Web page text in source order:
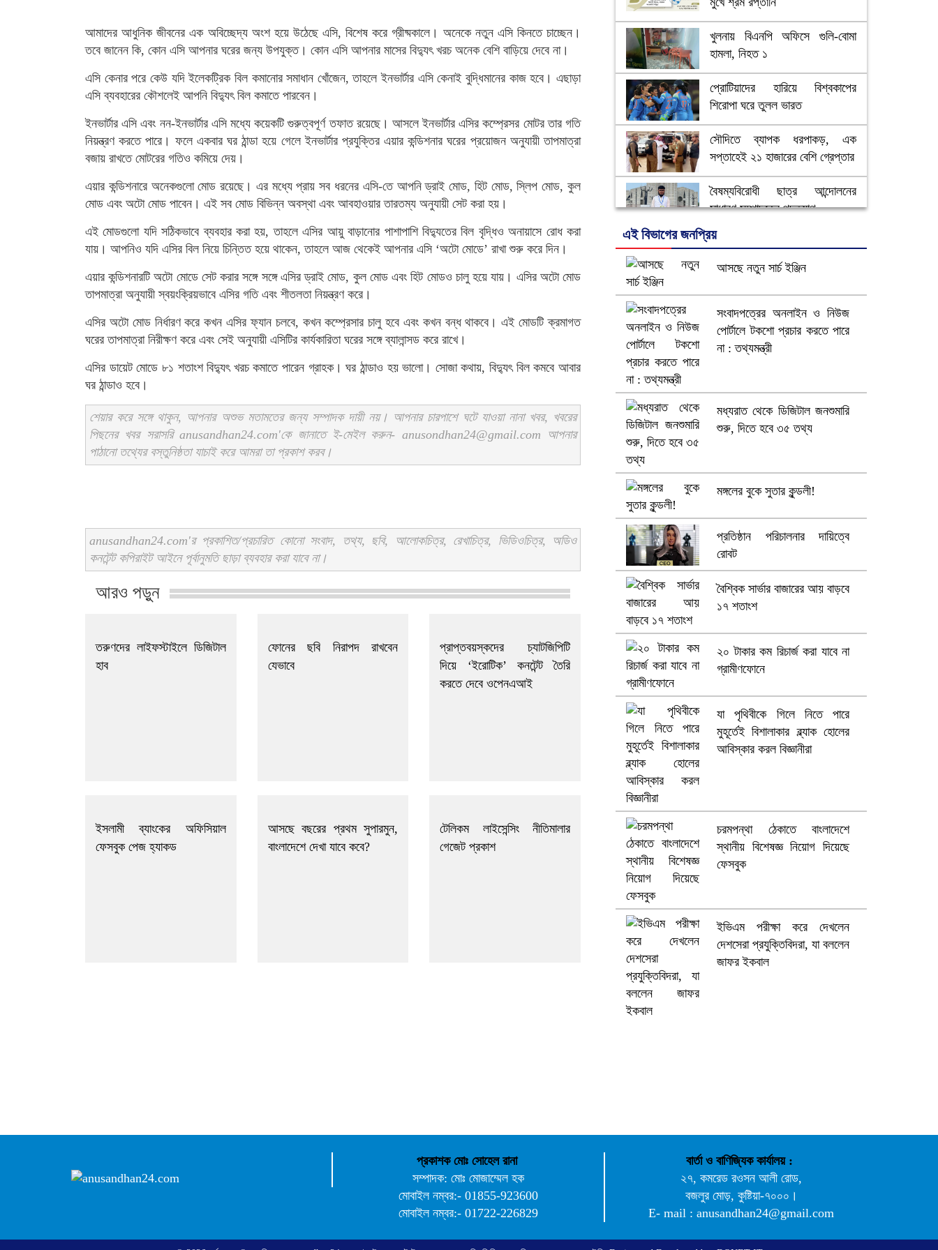
আমাদের আধুনিক জীবনের এক অবিচ্ছেদ্য অংশ হয়ে উঠেছে এসি, বিশেষ করে গ্রীষ্মকালে। অনেকে নতুন এসি কিনতে চাচ্ছেন।
তবে জানেন কি, কোন এসি আপনার ঘরের জন্য উপযুক্ত। কোন এসি আপনার মাসের বিদ্যুৎ খরচ অনেক বেশি বাড়িয়ে দেবে না।
এসি কেনার পরে কেউ যদি ইলেকট্রিক বিল কমানোর সমাধান খোঁজেন, তাহলে ইনভার্টার এসি কেনাই বুদ্ধিমানের কাজ হবে। এছাড়া
এসি ব্যবহারের কৌশলেই আপনি বিদ্যুৎ বিল কমাতে পারবেন।
ইনভার্টার এসি এবং নন-ইনভার্টার এসি মধ্যে কয়েকটি গুরুত্বপূর্ণ তফাত রয়েছে। আসলে ইনভার্টার এসির কম্প্রেসর মোটর তার গতি
নিয়ন্ত্রণ করতে পারে। ফলে একবার ঘর ঠান্ডা হয়ে গেলে ইনভার্টার প্রযুক্তির এয়ার কন্ডিশনার ঘরের প্রয়োজন অনুযায়ী তাপমাত্রা
বজায় রাখতে মোটরের গতিও কমিয়ে দেয়।
এয়ার কন্ডিশনারে অনেকগুলো মোড রয়েছে। এর মধ্যে প্রায় সব ধরনের এসি-তে আপনি ড্রাই মোড, হিট মোড, স্লিপ মোড, কুল
মোড এবং অটো মোড পাবেন। এই সব মোড বিভিন্ন অবস্থা এবং আবহাওয়ার তারতম্য অনুযায়ী সেট করা হয়।
এই মোডগুলো যদি সঠিকভাবে ব্যবহার করা হয়, তাহলে এসির আয়ু বাড়ানোর পাশাপাশি বিদ্যুতের বিল বৃদ্ধিও অনায়াসে রোধ করা
যায়। আপনিও যদি এসির বিল নিয়ে চিন্তিত হয়ে থাকেন, তাহলে আজ থেকেই আপনার এসি ‘অটো মোডে’ রাখা শুরু করে দিন।
এয়ার কন্ডিশনারটি অটো মোডে সেট করার সঙ্গে সঙ্গে এসির ড্রাই মোড, কুল মোড এবং হিট মোডও চালু হয়ে যায়। এসির অটো মোড
তাপমাত্রা অনুযায়ী স্বয়ংক্রিয়ভাবে এসির গতি এবং শীতলতা নিয়ন্ত্রণ করে।
এসির অটো মোড নির্ধারণ করে কখন এসির ফ্যান চলবে, কখন কম্প্রেসার চালু হবে এবং কখন বন্ধ থাকবে। এই মোডটি ক্রমাগত
ঘরের তাপমাত্রা নিরীক্ষণ করে এবং সেই অনুযায়ী এসিটির কার্যকারিতা ঘরের সঙ্গে ব্যালান্সড করে রাখে।
এসির ডায়েট মোডে ৮১ শতাংশ বিদ্যুৎ খরচ কমাতে পারেন গ্রাহক। ঘর ঠান্ডাও হয় ভালো। সোজা কথায়, বিদ্যুৎ বিল কমবে আবার
ঘর ঠান্ডাও হবে।
শেয়ার করে সঙ্গে থাকুন, আপনার অশুভ মতামতের জন্য সম্পাদক দায়ী নয়। আপনার চারপাশে ঘটে যাওয়া নানা খবর, খবরের
পিছনের খবর সরাসরি anusandhan24.com'কে জানাতে ই-মেইল করুন- anusondhan24@gmail.com আপনার
পাঠানো তথ্যের বস্তুনিষ্ঠতা যাচাই করে আমরা তা প্রকাশ করব।
anusandhan24.com'র প্রকাশিত/প্রচারিত কোনো সংবাদ, তথ্য, ছবি, আলোকচিত্র, রেখাচিত্র, ভিডিওচিত্র, অডিও
কনটেন্ট কপিরাইট আইনে পূর্বানুমতি ছাড়া ব্যবহার করা যাবে না।
আরও পড়ুন
তরুণদের লাইফস্টাইলে ডিজিটাল
হাব
ফোনের ছবি নিরাপদ রাখবেন
যেভাবে
প্রাপ্তবয়স্কদের চ্যাটজিপিটি
দিয়ে ‘ইরোটিক’ কনটেন্ট তৈরি
করতে দেবে ওপেনএআই
ইসলামী ব্যাংকের অফিসিয়াল
ফেসবুক পেজ হ্যাকড
আসছে বছরের প্রথম সুপারমুন,
বাংলাদেশে দেখা যাবে কবে?
টেলিকম লাইসেন্সিং নীতিমালার
গেজেট প্রকাশ
খুলনায় বিএনপি অফিসে গুলি-বোমা
হামলা, নিহত ১
প্রোটিয়াদের হারিয়ে বিশ্বকাপের
শিরোপা ঘরে তুলল ভারত
সৌদিতে ব্যাপক ধরপাকড়, এক
সপ্তাহেই ২১ হাজারের বেশি গ্রেপ্তার
বৈষম্যবিরোধী ছাত্র আন্দোলনের
সাধারণ সম্পাদকের পদত্যাগ
ভিউ বাড়াতে রাম দা হাতে ফেসবুকে
ভিডিও পোস্ট শিক্ষকের
আ.লীগ ও জাপার ৯ নেতা কারাগারে
ভারতে ভয়াবহ সড়ক দুর্ঘটনা, নিহত
হলিউডে নতুন প্রেমের গুঞ্জন
এই বিভাগের জনপ্রিয়
আসছে নতুন সার্চ ইঞ্জিন
সংবাদপত্রের অনলাইন ও নিউজ
পোর্টালে টকশো প্রচার করতে পারে
না : তথ্যমন্ত্রী
মধ্যরাত থেকে ডিজিটাল জনশুমারি
শুরু, দিতে হবে ৩৫ তথ্য
মঙ্গলের বুকে সুতার কুন্ডলী!
প্রতিষ্ঠান পরিচালনার দায়িত্বে
রোবট
বৈশ্বিক সার্ভার বাজারের আয় বাড়বে
১৭ শতাংশ
২০ টাকার কম রিচার্জ করা যাবে না
গ্রামীণফোনে
যা পৃথিবীকে গিলে নিতে পারে
মুহূর্তেই বিশালাকার ব্ল্যাক হোলের
আবিস্কার করল বিজ্ঞানীরা
চরমপন্থা ঠেকাতে বাংলাদেশে
স্থানীয় বিশেষজ্ঞ নিয়োগ দিয়েছে
ফেসবুক
ইভিএম পরীক্ষা করে দেখলেন
দেশসেরা প্রযুক্তিবিদরা, যা বললেন
জাফর ইকবাল
প্রকাশক মোঃ সোহেল রানা
সম্পাদক: মোঃ মোজাম্মেল হক
মোবাইল নম্বর:- 01855-923600
মোবাইল নম্বর:- 01722-226829
বার্তা ও বাণিজ্যিক কার্যালয় :
২৭, কমরেড রওসন আলী রোড,
বজলুর মোড়, কুষ্টিয়া-৭০০০।
E- mail : anusandhan24@gmail.com